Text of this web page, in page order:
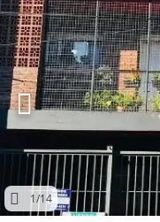
1/14